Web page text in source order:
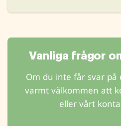
Vanliga frågor
Om du inte får svar på
varmt välkommen att
eller vårt